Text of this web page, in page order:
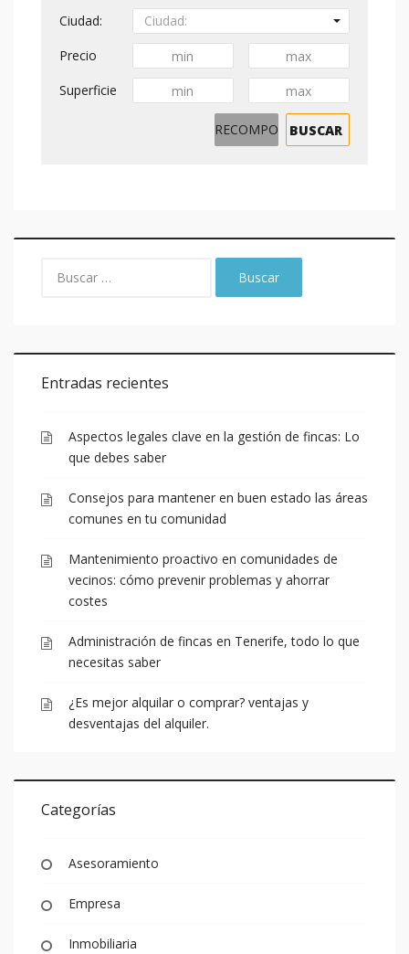
Ciudad:
Ciudad:
Precio
Superficie
Entradas recientes
Aspectos legales clave en la gestión de fincas: Lo
que debes saber
Consejos para mantener en buen estado las áreas
comunes en tu comunidad
Mantenimiento proactivo en comunidades de
vecinos: cómo prevenir problemas y ahorrar
costes
Administración de fincas en Tenerife, todo lo que
necesitas saber
¿Es mejor alquilar o comprar? ventajas y
desventajas del alquiler.
Categorías
Asesoramiento
Empresa
Inmobiliaria